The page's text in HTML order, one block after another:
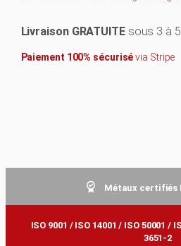
é
d
d
4
b
o
er e
st
e
dI
n
ai
l
Livraison GRATUITEsous 3 à
Paiement 100% sécurisévia Stripe
Métaux certifiés
ISO 9001 / ISO 14001 / ISO 50001 /
3651-2